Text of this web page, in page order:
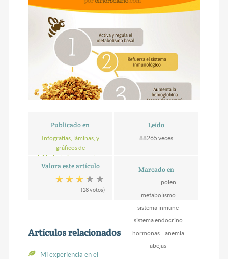
Publicado en
Infografías, láminas, y
gráficos de
ElHerbolario.com, sobre
naturopatia, salud y
nutrición
Leído
88265 veces
Valora este artículo
(18 votos)
Marcado en
polen
metabolismo
sistema inmune
sistema endocrino
hormonas
anemia
abejas
Artículos relacionados
Mi experiencia en el